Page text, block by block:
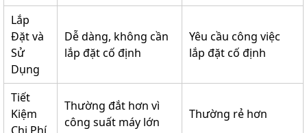
Lắp
Đặt và
Sử
Dụng
Dễ dàng, không cần
lắp đặt cố định
Yêu cầu công việc
lắp đặt cố định
Tiết
Kiệm
Thường đắt hơn vì
công suất máy lớn
Thường rẻ hơn